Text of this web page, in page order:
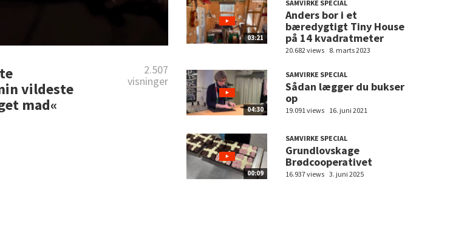
vildeste
mad«
2.507
visninger
03:21
SAMVIRKE SPECIAL
Anders bor i et
bæredygtigt Tiny House
på 14 kvadratmeter
20.682 views 8. marts 2023
04:30
SAMVIRKE SPECIAL
Sådan lægger du bukser
op
19.091 views 16. juni 2021
00:09
SAMVIRKE SPECIAL
Grundlovskage
Brødcooperativet
16.937 views 3. juni 2025